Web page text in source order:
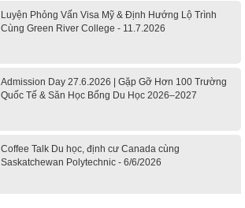
Luyện Phỏng Vấn Visa Mỹ & Định Hướng Lộ Trình
Cùng Green River College - 11.7.2026
Admission Day 27.6.2026 | Gặp Gỡ Hơn 100 Trường
Quốc Tế & Săn Học Bổng Du Học 2026–2027
Coffee Talk Du học, định cư Canada cùng
Saskatchewan Polytechnic - 6/6/2026